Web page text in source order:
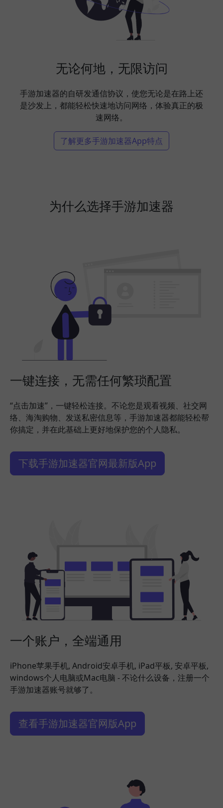
无论何地，无限访问
手游加速器的自研发通信协议，使您无论是在路上还
是沙发上，都能轻松快速地访问网络，体验真正的极
速网络。
了解更多手游加速器App特点
为什么选择手游加速器
一键连接，无需任何繁琐配置
“点击加速”，一键轻松连接。不论您是观看视频、社交网
络、海淘购物、发送私密信息等，手游加速器都能轻松帮
你搞定，并在此基础上更好地保护您的个人隐私。
下载手游加速器官网最新版App
一个账户，全端通用
iPhone苹果手机, Android安卓手机, iPad平板, 安卓平板,
windows个人电脑或Mac电脑 - 不论什么设备，注册一个
手游加速器账号就够了。
查看手游加速器官网版App